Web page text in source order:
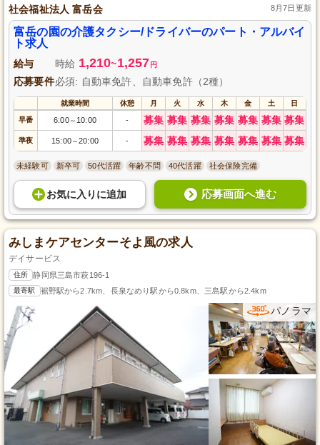
社会福祉法人 富岳会 8月7日更新
富岳の園の介護タクシー/ドライバーのパート・アルバイ
ト求人
給与 時給 1,210~1,257 円
応募要件必須: 自動車免許、自動車免許（2種）
就業時間 休憩 月 火 水 木 金 土 日
早番 6:00～ 10:00 - 募集 募集 募集 募集 募集 募集 募集
準夜 15:00～20:00 - 募集 募集 募集 募集 募集 募集 募集
未経験可 新卒可 50代活躍 年齢不問 40代活躍 社会保険完備
お気に入り に追加 応募画面へ進む
みしまケアセンターそよ風の求人
デイサービス
住所 静岡県三島市萩196-1
最寄駅 裾野駅から2.7km、長泉なめり駅から0.8km、三島駅から2.4km
パノラマ